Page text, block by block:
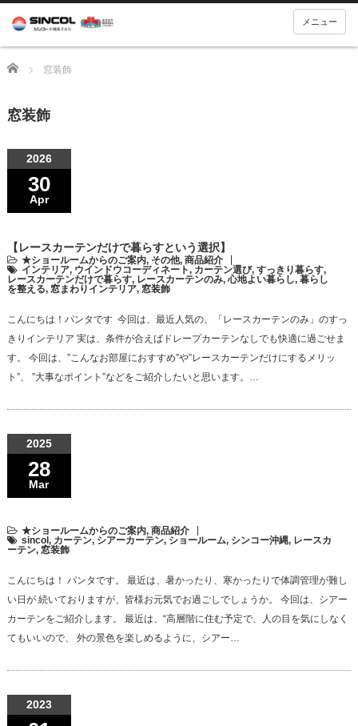
メニュー
Home 窓装飾
窓装飾
2026
30
Apr
【レースカーテンだけで暮らすという選択】
★ショールームからのご案内, その他, 商品紹介
インテリア, ウインドウコーディネート, カーテン選び, すっきり暮らす,
レースカーテンだけで暮らす, レースカーテンのみ,心地よい暮らし, 暮らし
を整える, 窓まわりインテリア, 窓装飾
こんにちは！パンタです 今回は、最近人気の、「レースカーテンのみ」のすっ
きりインテリア 実は、条件が合えばドレープカーテンなしでも快適に過ごせま
す。 今回は、”こんなお部屋におすすめ”や”レースカーテンだけにするメリッ
ト”、 ”大事なポイント”などをご紹介したいと思います。…
2025
28
Mar
★ショールームからのご案内, 商品紹介
sincol, カーテン, シアーカーテン, ショールーム, シンコー沖縄, レースカ
ーテン, 窓装飾
こんにちは！ パンタです。 最近は、暑かったり、寒かったりで体調管理が難し
い日が 続いておりますが、皆様お元気でお過ごしでしょうか。 今回は、シアー
カーテンをご紹介します。 最近は、“高層階に住む予定で、人の目を気にしなく
てもいいので、 外の景色を楽しめるように、シアー…
2023